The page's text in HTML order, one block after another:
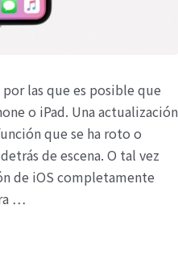
las que es posible que
o iPad. Una actualización
que se ha roto o
de escena. O tal vez
de iOS completamente
…